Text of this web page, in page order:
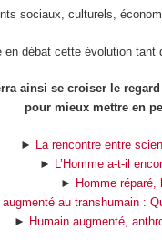
sociaux, culturels,
en débat cette évolution
ainsi se croiser le
pour mieux mettre en
►
La rencontre entre
►
L’Homme a-t-il
► Homme réparé,
augmenté au transhumain :
► Humain augmenté,